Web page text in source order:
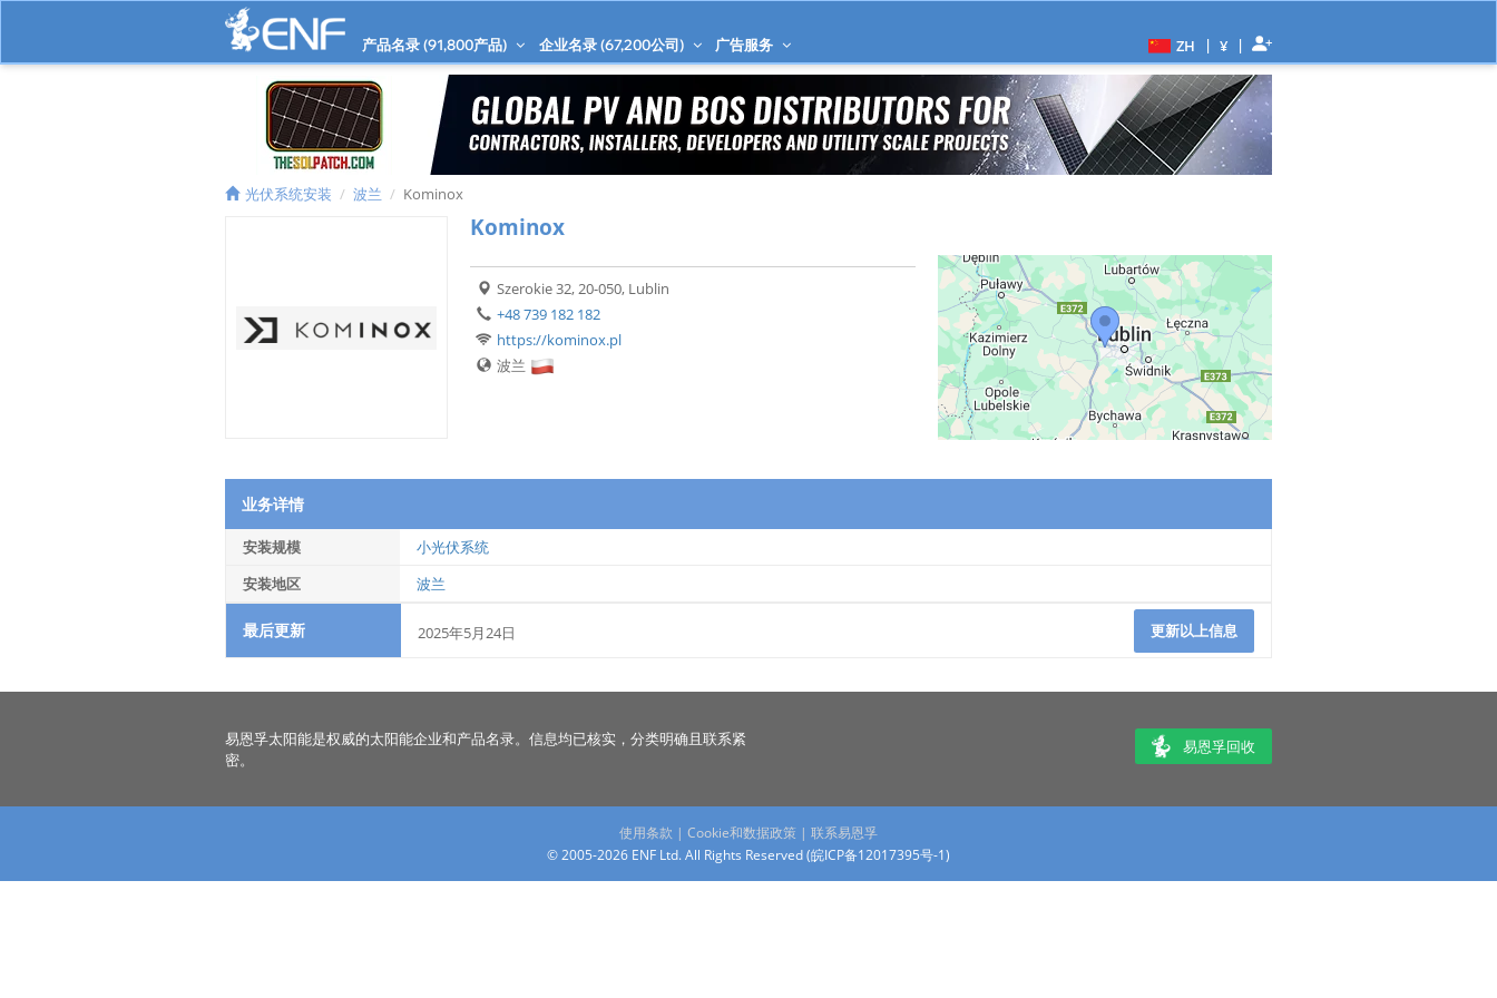
产品名录 (91,800产品) 企业名录 (67,200公司) 广告服务 ZH | ¥ |
光伏系统安装 波兰 Kominox
Kominox
Szerokie 32, 20-050, Lublin
+48 739 182 182
https://kominox.pl
波兰
业务详情
安装规模
小光伏系统
安装地区
波兰
最后更新 2025年5月24日 更新以上信息
易恩孚太阳能是权威的太阳能企业和产品名录。信息均已核实，分类明确且联系紧
密。
易恩孚回收
使用条款 | Cookie和数据政策 | 联系易恩孚
© 2005-2026 ENF Ltd. All Rights Reserved (皖ICP备12017395号-1)